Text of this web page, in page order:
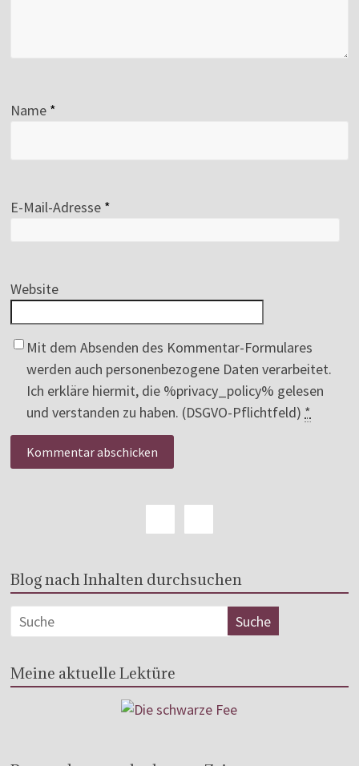
Name *
E-Mail-Adresse *
Website
Mit dem Absenden des Kommentar-Formulares
werden auch personenbezogene Daten verarbeitet.
Ich erkläre hiermit, die %privacy_policy% gelesen
und verstanden zu haben. (DSGVO-Pflichtfeld) *
Blog nach Inhalten durchsuchen
Meine aktuelle Lektüre